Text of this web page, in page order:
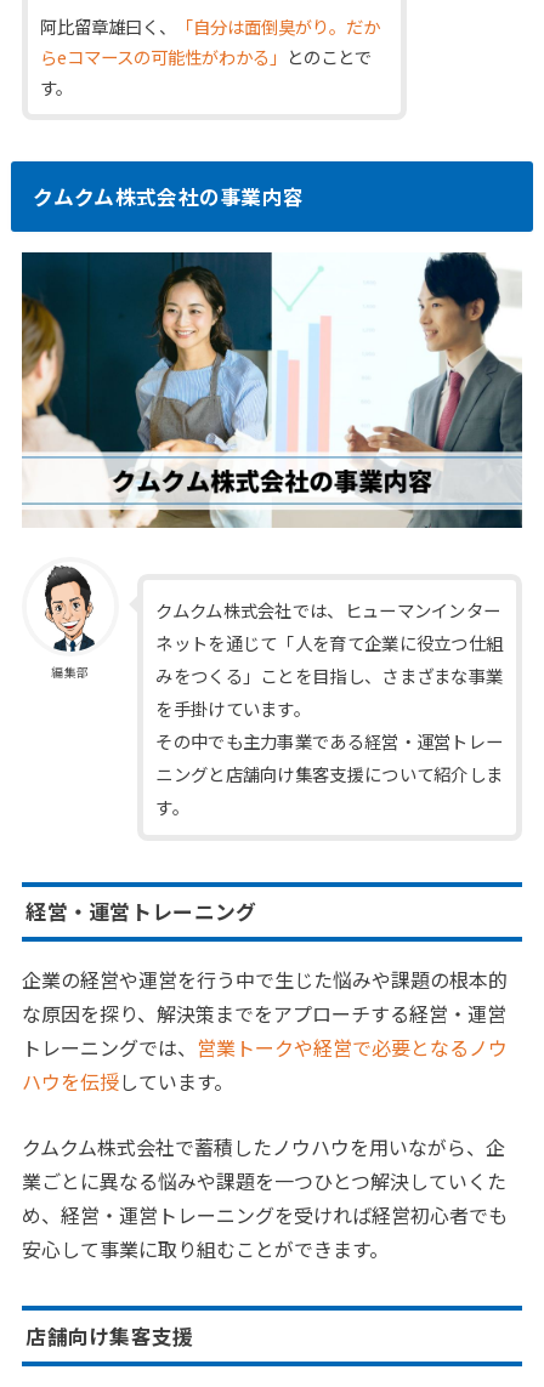
阿比留章雄曰く、
「自分は面倒臭がり。だか
らeコマースの可能性がわかる」 とのことで
す。
クムクム株式会社の事業内容
編集部
クムクム株式会社では、ヒューマンインター
ネットを通じて「人を育て企業に役立つ仕組
みをつくる」ことを目指し、さまざまな事業
を手掛けています。
その中でも主力事業である経営・運営トレー
ニングと店舗向け集客支援について紹介しま
す。
経営・運営トレーニング
企業の経営や運営を行う中で生じた悩みや課題の根本的
な原因を探り、解決策までをアプローチする経営・運営
トレーニングでは、 営業トークや経営で必要となるノウ
ハウを伝授しています。
クムクム株式会社で蓄積したノウハウを用いながら、企
業ごとに異なる悩みや課題を一つひとつ解決していくた
め、経営・運営トレーニングを受ければ経営初心者でも
安心して事業に取り組むことができます。
店舗向け集客支援